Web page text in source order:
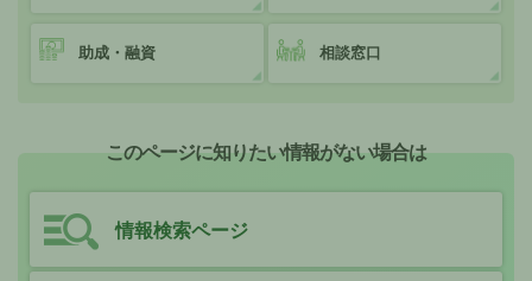
助成・融資 相談窓口
このページに知りたい情報がない場合は
情報検索ページ